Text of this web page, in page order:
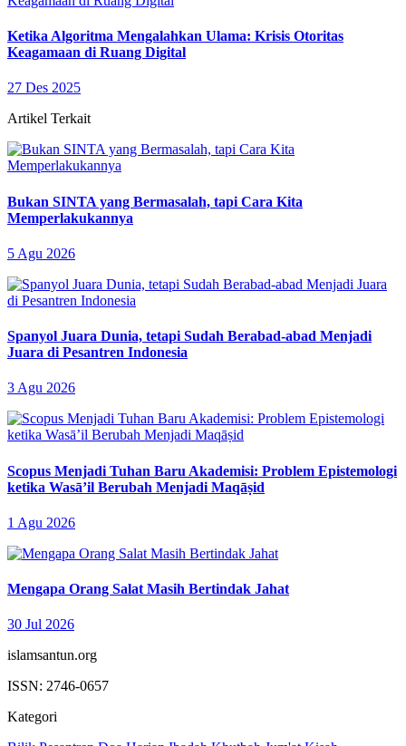
Ketika Algoritma Mengalahkan Ulama: Krisis Otoritas
Keagamaan di Ruang Digital
27 Des 2025
Artikel Terkait
Bukan SINTA yang Bermasalah, tapi Cara Kita
Memperlakukannya
5 Agu 2026
Spanyol Juara Dunia, tetapi Sudah Berabad-abad Menjadi
Juara di Pesantren Indonesia
3 Agu 2026
Scopus Menjadi Tuhan Baru Akademisi: Problem Epistemologi
ketika Wasā’il Berubah Menjadi Maqāṣid
1 Agu 2026
Mengapa Orang Salat Masih Bertindak Jahat
30 Jul 2026
islamsantun.org
ISSN: 2746-0657
Kategori